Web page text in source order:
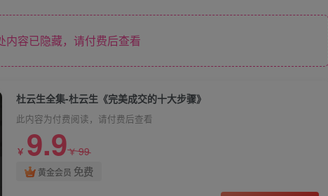
内容已隐藏，请付费后查看
杜云生全集-杜云生《完美成交的十大步骤》
此内容为付费阅读，请付费后查看
￥ 9.9￥99
黄金会员 免费